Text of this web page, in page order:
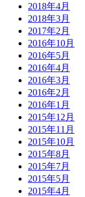
2018年4月
2018年3月
2017年2月
2016年10月
2016年5月
2016年4月
2016年3月
2016年2月
2016年1月
2015年12月
2015年11月
2015年10月
2015年8月
2015年7月
2015年5月
2015年4月